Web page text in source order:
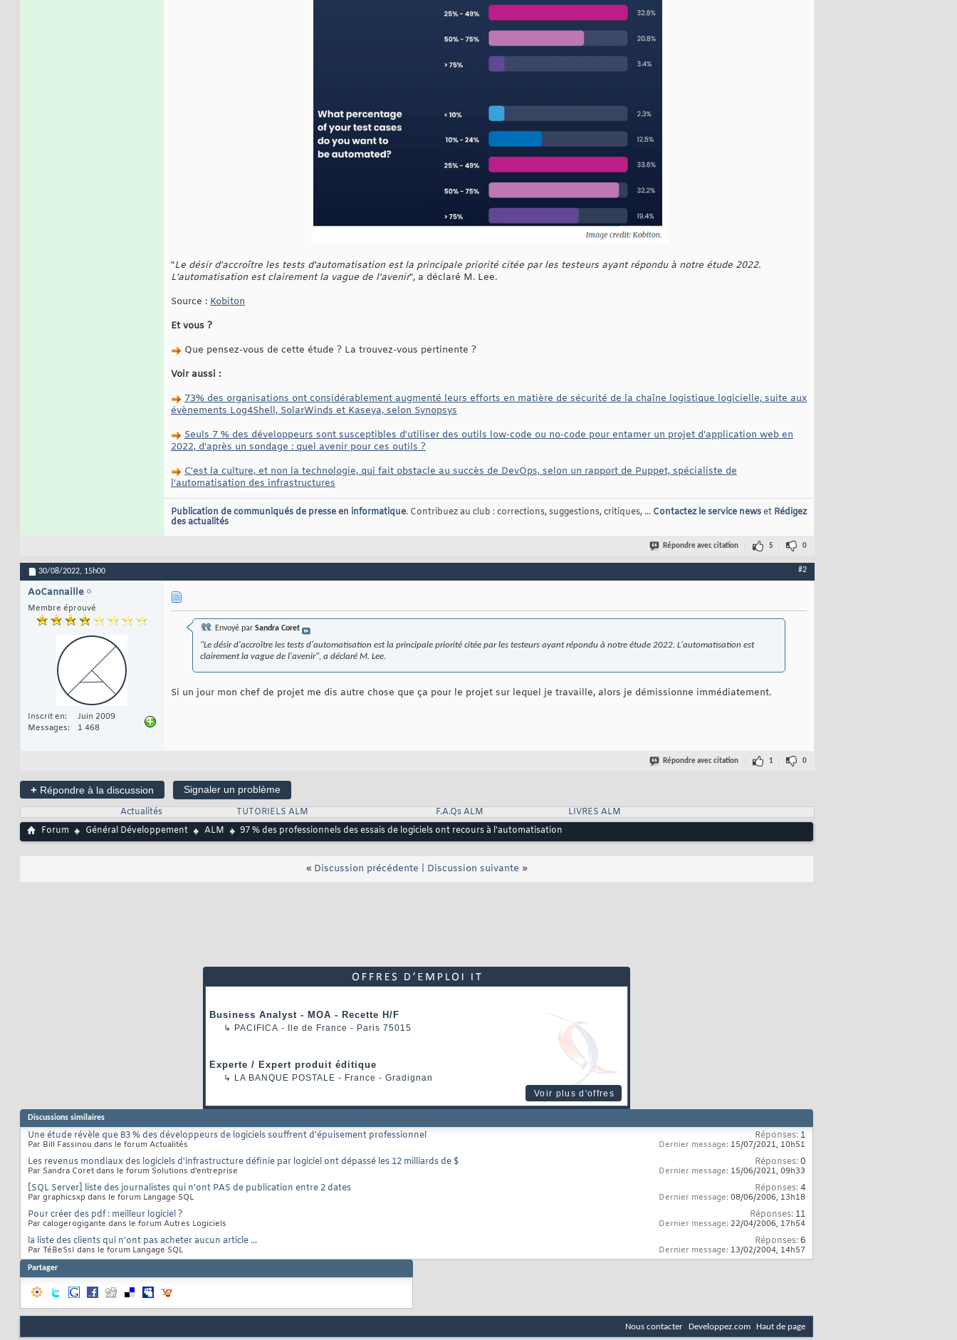
"Le désir d'accroître les tests d'automatisation est la principale priorité citée par les testeurs ayant répondu à notre étude 2022.
L'automatisation est clairement la vague de l'avenir", a déclaré M. Lee.
Source : Kobiton
Et vous ?
Que pensez-vous de cette étude ? La trouvez-vous pertinente ?
Voir aussi :
73% des organisations ont considérablement augmenté leurs efforts en matière de sécurité de la chaîne logistique logicielle, suite aux
évènements Log4Shell, SolarWinds et Kaseya, selon Synopsys
Seuls 7 % des développeurs sont susceptibles d'utiliser des outils low-code ou no-code pour entamer un projet d'application web en
2022, d'après un sondage : quel avenir pour ces outils ?
C'est la culture, et non la technologie, qui fait obstacle au succès de DevOps, selon un rapport de Puppet, spécialiste de
l'automatisation des infrastructures
Publication de communiqués de presse en informatique. Contribuez au club : corrections, suggestions, critiques, ... Contactez le service newset Rédigez
des actualités
Répondre avec citation 5 0
30/08/2022, 15h00 #2
AoCannaille
Membre éprouvé
Inscrit en
Juin 2009
Messages
1 468
Envoyé par Sandra Coret
"Le désir d'accroître les tests d'automatisation est la principale priorité citée par les testeurs ayant répondu à notre étude 2022. L'automatisation est
clairement la vague de l'avenir", a déclaré M. Lee.
Si un jour mon chef de projet me dis autre chose que ça pour le projet sur lequel je travaille, alors je démissionne immédiatement.
Répondre avec citation 1 0
+ Répondre à la discussion
Signaler un problème
Actualités
TUTORIELS ALM F.A.Qs ALM
LIVRES ALM
Forum
Général Développement ALM 97 % des professionnels des essais de logiciels ont recours à l'automatisation
« Discussion précédente Discussion suivante »
Business Analyst - MOA - Recette H/F
↳ PACIFICA - Ile de France - Paris 75015
Experte / Expert produit éditique
↳ LA BANQUE POSTALE - France - Gradignan
Voir plus d'offres
Discussions similaires
Une étude révèle que 83 % des développeurs de logiciels souffrent d'épuisement professionnel
Par Bill Fassinou dans le forum Actualités
Réponses: 1
Dernier message: 15/07/2021, 10h51
Les revenus mondiaux des logiciels d'infrastructure définie par logiciel ont dépassé les 12 milliards de $
Par Sandra Coret dans le forum Solutions d'entreprise
Réponses:0
Dernier message: 15/06/2021, 09h33
[SQL Server] liste des journalistes qui n'ont PAS de publication entre 2 dates
Par graphicsxp dans le forum Langage SQL
Réponses:4
Dernier message: 08/06/2006, 13h18
Pour créer des pdf : meilleur logiciel ?
Par calogerogigante dans le forum Autres Logiciels
Réponses: 11
Dernier message: 22/04/2006, 17h54
la liste des clients qui n'ont pas acheter aucun article ...
Par TéBeSsI dans le forum Langage SQL
Réponses:6
Dernier message: 13/02/2004, 14h57
Partager
Nous contacter Developpez.com Haut de page